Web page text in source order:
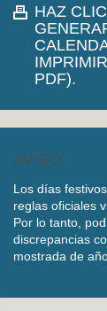
HAZ
PDF).
AVISO
Los días
reglas oficiales
Por lo tanto,
discrepancias
mostrada de